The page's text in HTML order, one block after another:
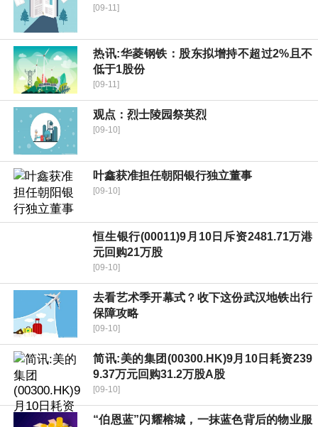
[09-11]
热讯:华菱钢铁：股东拟增持不超过2%且不
低于1股份
[09-11]
观点：烈士陵园祭英烈
[09-10]
叶鑫获准担任朝阳银行独立董事
[09-10]
恒生银行(00011)9月10日斥资2481.71万港
元回购21万股
[09-10]
去看艺术季开幕式？收下这份武汉地铁出行
保障攻略
[09-10]
简讯:美的集团(00300.HK)9月10日耗资239
9.37万元回购31.2万股A股
[09-10]
“伯恩蓝”闪耀榕城，一抹蓝色背后的物业服